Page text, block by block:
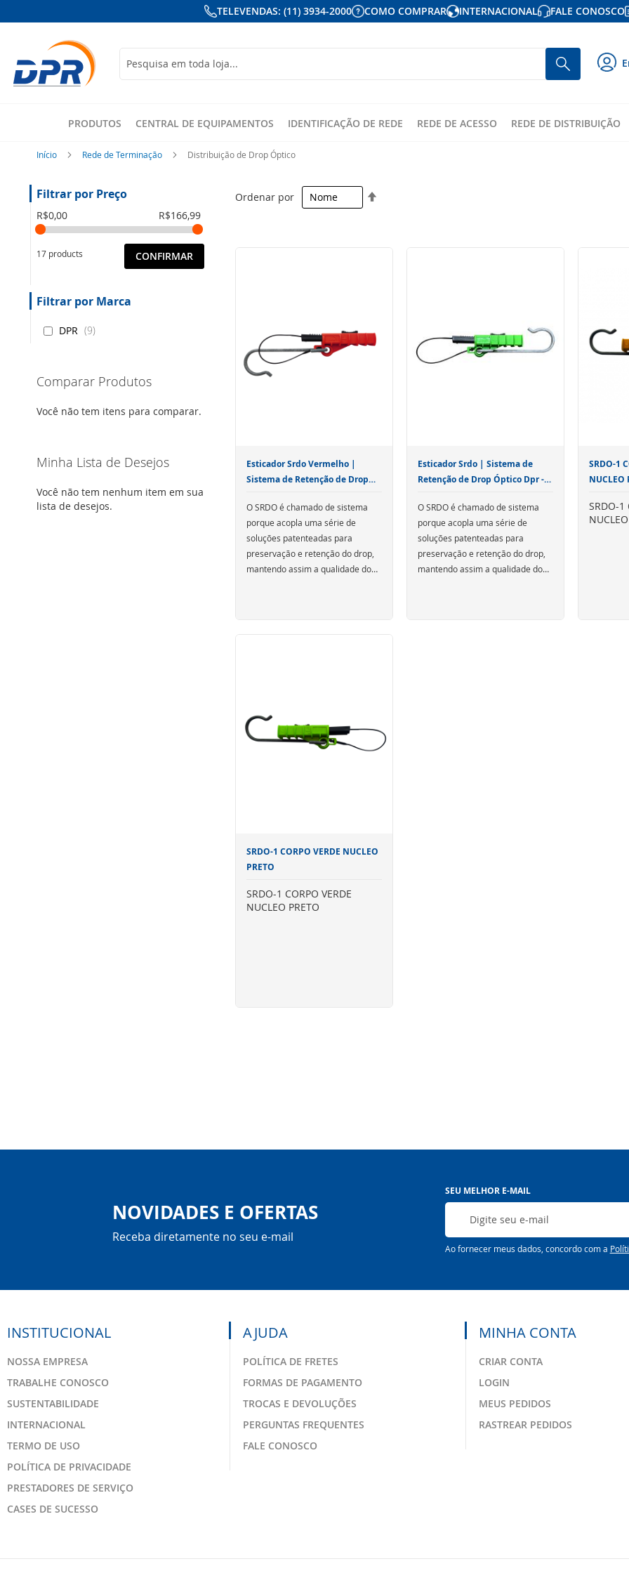
TELEVENDAS: (11) 3934-2000 COMO COMPRAR INTERNACIONAL FALE CONOSCO
Busca
Busca
PRODUTOS CENTRAL DE EQUIPAMENTOS IDENTIFICAÇÃO DE REDE REDE DE ACESSO REDE DE DISTRIBUIÇÃO
Início Rede de Terminação Distribuição de Drop Óptico
Ordenar por
Esticador Srdo Vermelho |
Sistema de Retenção de Drop
O SRDO é chamado de sistema
porque acopla uma série de
soluções patenteadas para
preservação e retenção do drop,
mantendo assim a qualidade do
Esticador Srdo | Sistema de
Retenção de Drop Óptico Dpr -
O SRDO é chamado de sistema
porque acopla uma série de
soluções patenteadas para
preservação e retenção do drop,
mantendo assim a qualidade do
SRDO-1
NUCLEO
SRDO-1
SRDO-1 CORPO VERDE NUCLEO
PRETO
SRDO-1 CORPO VERDE
NUCLEO PRETO
Preço
R$0,00 R$166,99
17 products CONFIRMAR
Marca
DPR 9
Comparar Produtos
Você não tem itens para comparar.
Minha Lista de Desejos
Você não tem nenhum item em sua
lista de desejos.
NOVIDADES E OFERTAS
Receba diretamente no seu e-mail
Inscreva-
se
nossa
Newsletter:
SEU MELHOR E-MAIL
Ao fornecer meus dados, concordo com a
INSTITUCIONAL
NOSSA EMPRESA
TRABALHE CONOSCO
SUSTENTABILIDADE
INTERNACIONAL
TERMO DE USO
POLÍTICA DE PRIVACIDADE
PRESTADORES DE SERVIÇO
CASES DE SUCESSO
AJUDA
POLÍTICA DE FRETES
FORMAS DE PAGAMENTO
TROCAS E DEVOLUÇÕES
PERGUNTAS FREQUENTES
FALE CONOSCO
MINHA CONTA
CRIAR CONTA
LOGIN
MEUS PEDIDOS
RASTREAR PEDIDOS